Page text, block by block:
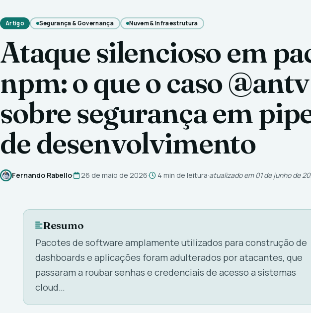
Artigo Segurança & Governança Nuvem & Infraestrutura
Ataque silencioso em
npm: o que o caso
sobre segurança em
de desenvolvimento
Fernando Rabello· 26 de maio de 2026· 4 min de leitura·atualizado em 01 de junho de
Resumo
Pacotes de software amplamente utilizados para construção de
dashboards e aplicações foram adulterados por atacantes, que
passaram a roubar senhas e credenciais de acesso a sistemas
cloud…